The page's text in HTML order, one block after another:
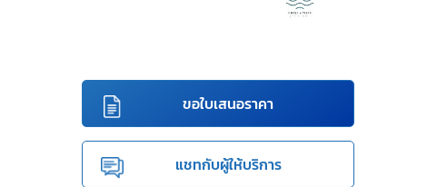
ขอใบเสนอราคา
แชทกับผู้ให้บริการ